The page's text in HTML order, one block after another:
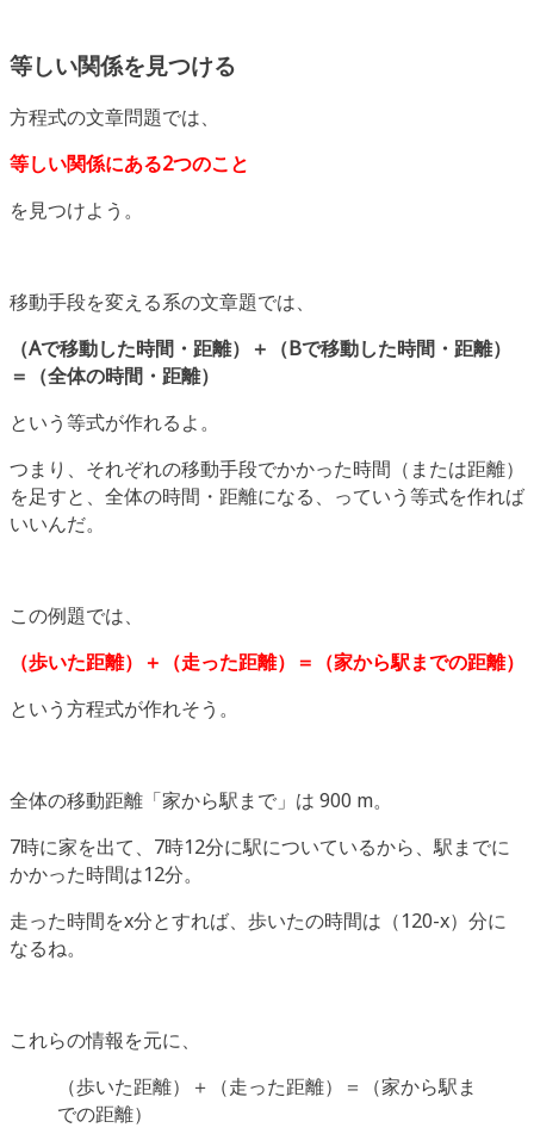
等しい関係を見つける
方程式の文章問題では、
等しい関係にある2つのこと
を見つけよう。
移動手段を変える系の文章題では、
（Aで移動した時間・距離）＋（Bで移動した時間・距離）
＝（全体の時間・距離）
という等式が作れるよ。
つまり、それぞれの移動手段でかかった時間（または距離）
を足すと、全体の時間・距離になる、っていう等式を作れば
いいんだ。
この例題では、
（歩いた距離）＋（走った距離）＝（家から駅までの距離）
という方程式が作れそう。
全体の移動距離「家から駅まで」は 900 m。
7時に家を出て、7時12分に駅についているから、駅までに
かかった時間は12分。
走った時間をx分とすれば、歩いたの時間は（120-x）分に
なるね。
これらの情報を元に、
（歩いた距離）＋（走った距離）＝（家から駅ま
での距離）